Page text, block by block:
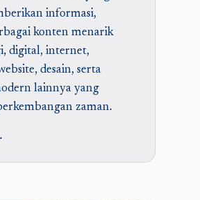
informasi,
konten menarik
digital, internet,
desain, serta
lainnya yang
zaman.